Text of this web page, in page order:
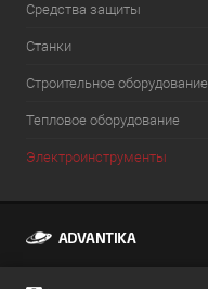
Средства защиты
Станки
Строительное оборудование
Тепловое оборудование
Электроинструменты